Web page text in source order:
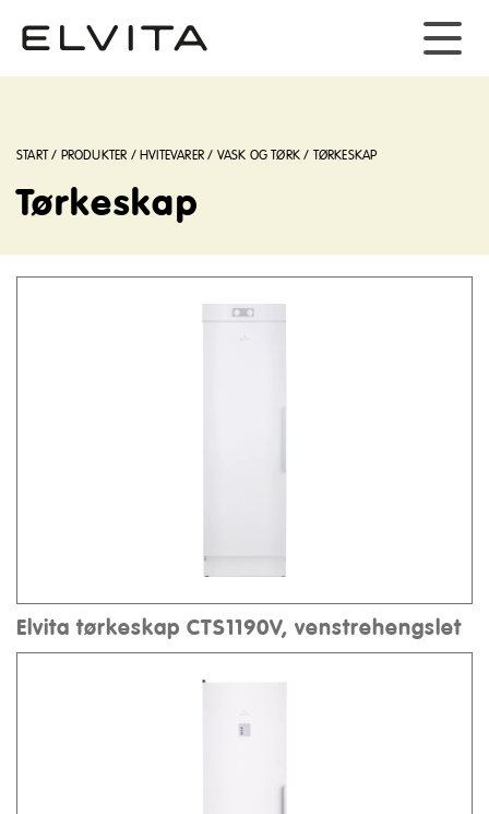
START/ PRODUKTER /HVITEVARER / VASK OG TØRK / TØRKESKAP
Tørkeskap
Elvita tørkeskap CTS1190V, venstrehengslet